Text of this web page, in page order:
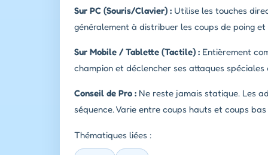
Sur PC (Souris/Clavier) : Utilise les touches
généralement à distribuer les coups de poing et
Sur Mobile / Tablette (Tactile) : Entièrement
champion et déclencher ses attaques
Conseil de Pro : Ne reste jamais statique. Les
séquence. Varie entre coups hauts et coups
Thématiques liées :